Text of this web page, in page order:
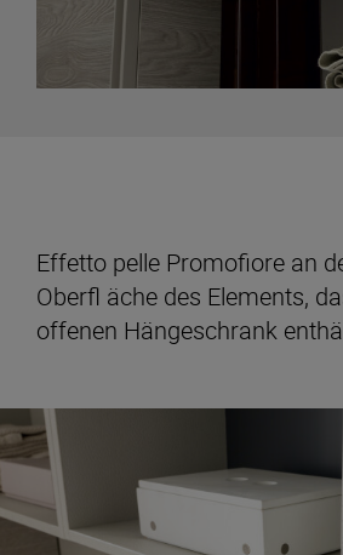
Effetto pelle Promofiore an
Oberfl äche des Elements,
offenen Hängeschrank